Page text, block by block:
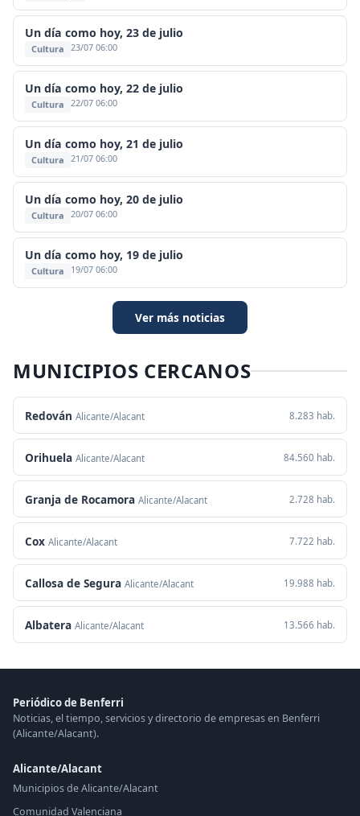
Un día como hoy, 23 de julio
Cultura 23/07 06:00
Un día como hoy, 22 de julio
Cultura 22/07 06:00
Un día como hoy, 21 de julio
Cultura 21/07 06:00
Un día como hoy, 20 de julio
Cultura 20/07 06:00
Un día como hoy, 19 de julio
Cultura 19/07 06:00
Ver más noticias
MUNICIPIOS CERCANOS
Redován Alicante/Alacant 8.283 hab.
Orihuela Alicante/Alacant 84.560 hab.
Granja de Rocamora Alicante/Alacant 2.728 hab.
Cox Alicante/Alacant 7.722 hab.
Callosa de Segura Alicante/Alacant 19.988 hab.
Albatera Alicante/Alacant 13.566 hab.
Periódico de Benferri
Noticias, el tiempo, servicios y directorio de empresas en Benferri
(Alicante/Alacant).
Alicante/Alacant
Municipios de Alicante/Alacant
Comunidad Valenciana